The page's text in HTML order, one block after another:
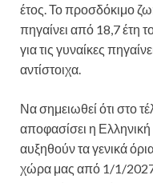
έτος. Το προσδόκιμο
πηγαίνει από 18,7 έτη
για τις γυναίκες
αντίστοιχα.
Να σημειωθεί ότι στο
αποφασίσει η
αυξηθούν τα γενικά
χώρα μας από 1/1/2027,